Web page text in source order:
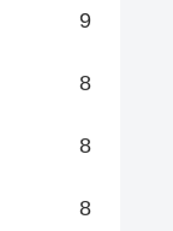
9
8
8
8